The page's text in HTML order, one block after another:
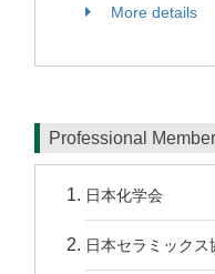
More details
Professional
日本化学会
日本セラミックス